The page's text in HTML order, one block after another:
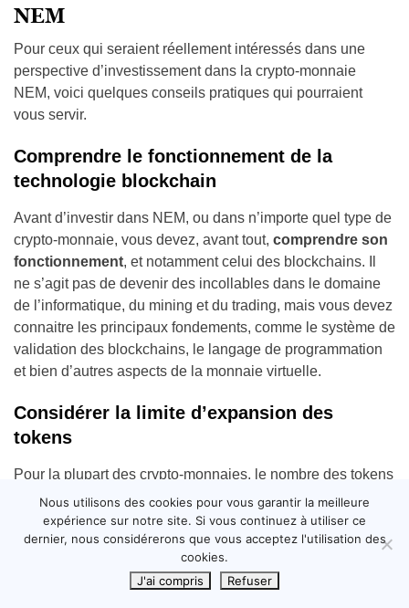
NEM
Pour ceux qui seraient réellement intéressés dans une
perspective d’investissement dans la crypto-monnaie
NEM, voici quelques conseils pratiques qui pourraient
vous servir.
Comprendre le fonctionnement de la
technologie blockchain
Avant d’investir dans NEM, ou dans n’importe quel type de
crypto-monnaie, vous devez, avant tout, comprendre son
fonctionnement, et notamment celui des blockchains. Il
ne s’agit pas de devenir des incollables dans le domaine
de l’informatique, du mining et du trading, mais vous devez
connaitre les principaux fondements, comme le système de
validation des blockchains, le langage de programmation
et bien d’autres aspects de la monnaie virtuelle.
Considérer la limite d’expansion des
tokens
Pour la plupart des crypto-monnaies, le nombre des tokens
créés peut être limité, et c’est le cas des NEM. A titre de
rappel, un token est l’unité de la crypto-monnaie. Pour le
cas du NEM, son token est le XEM.
le nombre de XEM est limité à environ 9 milliards
Nous utilisons des cookies pour vous garantir la meilleure
expérience sur notre site. Si vous continuez à utiliser ce
dernier, nous considérerons que vous acceptez l'utilisation des
cookies.
J'ai compris
Refuser